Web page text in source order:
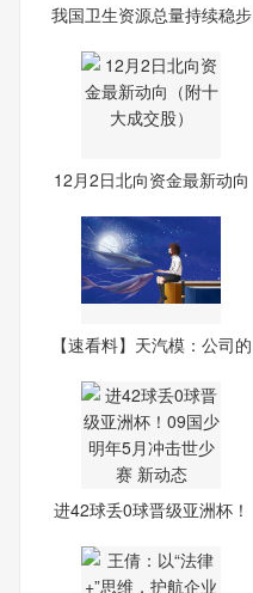
我国卫生资源总量持续稳步
12月2日北向资金最新动向
【速看料】天汽模：公司的
进42球丢0球晋级亚洲杯！